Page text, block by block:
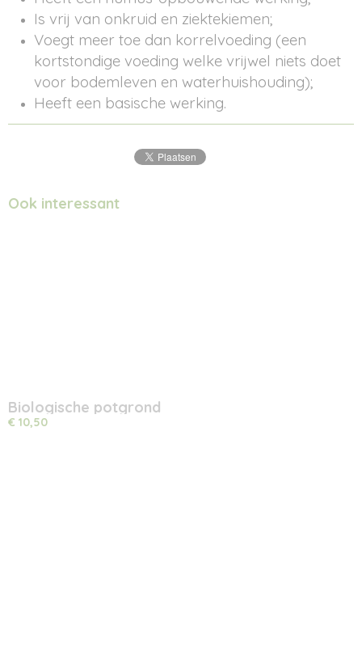
Is vrij van onkruid en ziektekiemen;
Voegt meer toe dan korrelvoeding (een
kortstondige voeding welke vrijwel niets doet
voor bodemleven en waterhuishouding);
Heeft een basische werking.
Ook interessant
Biologische potgrond
€ 10,50